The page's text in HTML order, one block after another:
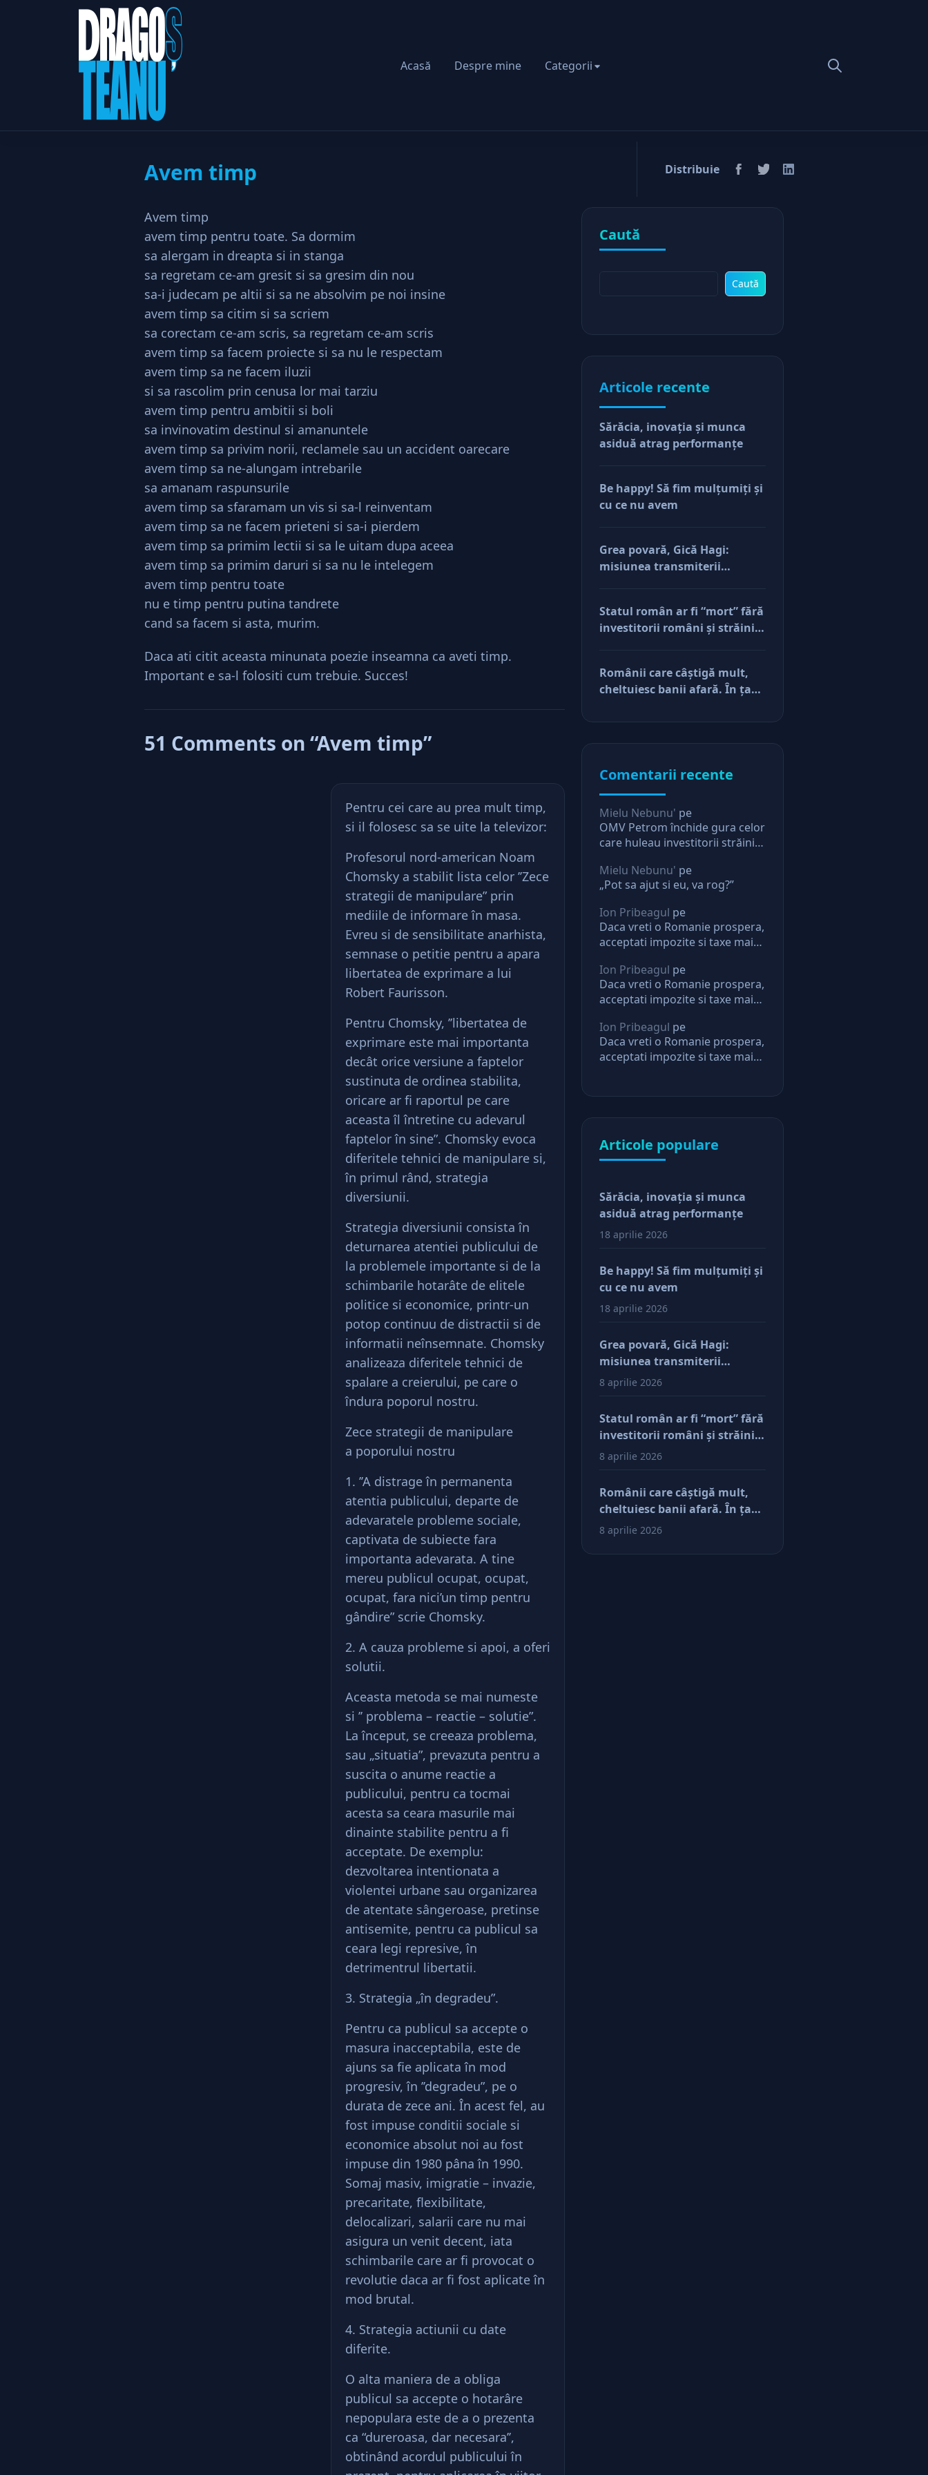
Acasă Despre mine Categorii
Home
Avem timp Distribuie
Avem timp
avem timp pentru toate. Sa dormim
sa alergam in dreapta si in stanga
sa regretam ce-am gresit si sa gresim din nou
sa-i judecam pe altii si sa ne absolvim pe noi insine
avem timp sa citim si sa scriem
sa corectam ce-am scris, sa regretam ce-am scris
avem timp sa facem proiecte si sa nu le respectam
avem timp sa ne facem iluzii
si sa rascolim prin cenusa lor mai tarziu
avem timp pentru ambitii si boli
sa invinovatim destinul si amanuntele
avem timp sa privim norii, reclamele sau un accident oarecare
avem timp sa ne-alungam intrebarile
sa amanam raspunsurile
avem timp sa sfaramam un vis si sa-l reinventam
avem timp sa ne facem prieteni si sa-i pierdem
avem timp sa primim lectii si sa le uitam dupa aceea
avem timp sa primim daruri si sa nu le intelegem
avem timp pentru toate
nu e timp pentru putina tandrete
cand sa facem si asta, murim.
Daca ati citit aceasta minunata poezie inseamna ca aveti timp.
Important e sa-l folositi cum trebuie. Succes!
51 Comments on “Avem timp”
Pentru cei care au prea mult timp,
si il folosesc sa se uite la televizor:
Profesorul nord-american Noam
Chomsky a stabilit lista celor ’’Zece
strategii de manipulare” prin
mediile de informare în masa.
Evreu si de sensibilitate anarhista,
semnase o petitie pentru a apara
libertatea de exprimare a lui
Robert Faurisson.
Pentru Chomsky, ’’libertatea de
exprimare este mai importanta
decât orice versiune a faptelor
sustinuta de ordinea stabilita,
oricare ar fi raportul pe care
aceasta îl întretine cu adevarul
faptelor în sine”. Chomsky evoca
diferitele tehnici de manipulare si,
în primul rând, strategia
diversiunii.
Strategia diversiunii consista în
deturnarea atentiei publicului de
la problemele importante si de la
schimbarile hotarâte de elitele
politice si economice, printr-un
potop continuu de distractii si de
informatii neînsemnate. Chomsky
analizeaza diferitele tehnici de
spalare a creierului, pe care o
îndura poporul nostru.
Zece strategii de manipulare
a poporului nostru
1. ’’A distrage în permanenta
atentia publicului, departe de
adevaratele probleme sociale,
captivata de subiecte fara
importanta adevarata. A tine
mereu publicul ocupat, ocupat,
ocupat, fara nici’un timp pentru
gândire” scrie Chomsky.
2. A cauza probleme si apoi, a oferi
solutii.
Aceasta metoda se mai numeste
si ’’ problema – reactie – solutie”.
La început, se creeaza problema,
sau „situatia”, prevazuta pentru a
suscita o anume reactie a
publicului, pentru ca tocmai
acesta sa ceara masurile mai
dinainte stabilite pentru a fi
acceptate. De exemplu:
dezvoltarea intentionata a
violentei urbane sau organizarea
de atentate sângeroase, pretinse
antisemite, pentru ca publicul sa
ceara legi represive, în
detrimentrul libertatii.
3. Strategia „în degradeu”.
Pentru ca publicul sa accepte o
masura inacceptabila, este de
ajuns sa fie aplicata în mod
progresiv, în ’’degradeu”, pe o
durata de zece ani. În acest fel, au
fost impuse conditii sociale si
economice absolut noi au fost
impuse din 1980 pâna în 1990.
Somaj masiv, imigratie – invazie,
precaritate, flexibilitate,
delocalizari, salarii care nu mai
asigura un venit decent, iata
schimbarile care ar fi provocat o
revolutie daca ar fi fost aplicate în
mod brutal.
4. Strategia actiunii cu date
diferite.
O alta maniera de a obliga
publicul sa accepte o hotarâre
nepopulara este de a o prezenta
ca “dureroasa, dar necesara’’,
obtinând acordul publicului în
Caută
Caută
Articole recente
Sărăcia, inovaţia şi munca
asiduă atrag performanţe
Be happy! Să fim mulţumiţi şi
cu ce nu avem
Grea povară, Gică Hagi:
misiunea transmiterii
care vor să-și lase moştenire
afacerile
Statul român ar fi “mort” fără
investitorii români şi străini.
face diferenţa între cine îl
tine în viaţă şi cine i-a făcut
Românii care câştigă mult,
cheltuiesc banii afară. În ţară
Comentarii recente
Mielu Nebunu' pe
OMV Petrom închide gura celor
care huleau investitorii străini.
Mielu Nebunu' pe
„Pot sa ajut si eu, va rog?”
Ion Pribeagul pe
Daca vreti o Romanie prospera,
acceptati impozite si taxe mai
asteptari de la stat
Ion Pribeagul pe
Daca vreti o Romanie prospera,
acceptati impozite si taxe mai
asteptari de la stat
Ion Pribeagul pe
Daca vreti o Romanie prospera,
acceptati impozite si taxe mai
Articole populare
Sărăcia, inovaţia şi munca
asiduă atrag performanţe
18 aprilie 2026
Be happy! Să fim mulţumiţi şi
cu ce nu avem
18 aprilie 2026
Grea povară, Gică Hagi:
misiunea transmiterii
valorilor şi a mentalităţii o
care vor să-și lase moştenire
afacerile
8 aprilie 2026
Statul român ar fi “mort” fără
investitorii români şi străini.
După părerea mea, acum e
face diferenţa între cine îl
tine în viaţă şi cine i-a făcut
rău
8 aprilie 2026
Românii care câştigă mult,
cheltuiesc banii afară. În ţară
rămâne mărunţişul
8 aprilie 2026